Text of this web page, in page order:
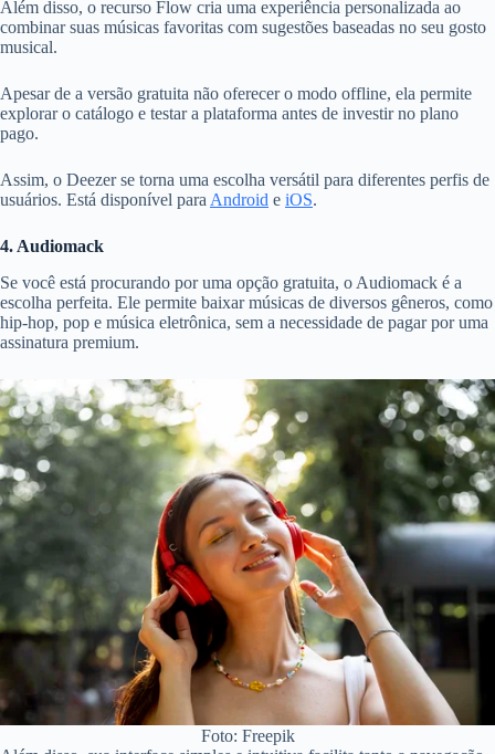
Além disso, o recurso Flow cria uma experiência personalizada ao
combinar suas músicas favoritas com sugestões baseadas no seu gosto
musical.
Apesar de a versão gratuita não oferecer o modo offline, ela permite
explorar o catálogo e testar a plataforma antes de investir no plano
pago.
Assim, o Deezer se torna uma escolha versátil para diferentes perfis de
usuários. Está disponível para Android e iOS.
4. Audiomack
Se você está procurando por uma opção gratuita, o Audiomack é a
escolha perfeita. Ele permite baixar músicas de diversos gêneros, como
hip-hop, pop e música eletrônica, sem a necessidade de pagar por uma
assinatura premium.
Foto: Freepik